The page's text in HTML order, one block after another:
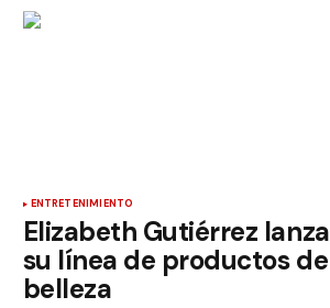
ENTRETENIMIENTO
Elizabeth Gutiérrez lanza
su línea de productos de
belleza